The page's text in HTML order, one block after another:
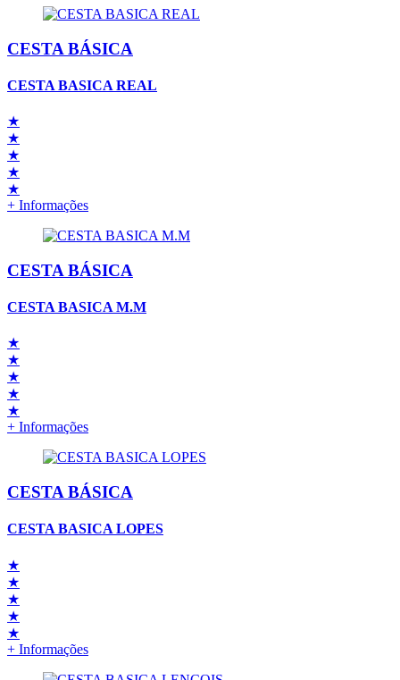
CESTA BÁSICA
CESTA BASICA REAL
★
★
★
★
★
+ Informações
CESTA BÁSICA
CESTA BASICA M.M
★
★
★
★
★
+ Informações
CESTA BÁSICA
CESTA BASICA LOPES
★
★
★
★
★
+ Informações